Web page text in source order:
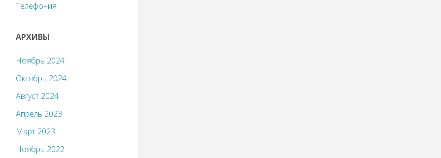
Телефония
АРХИВЫ
Ноябрь 2024
Октябрь 2024
Август 2024
Апрель 2023
Март 2023
Ноябрь 2022